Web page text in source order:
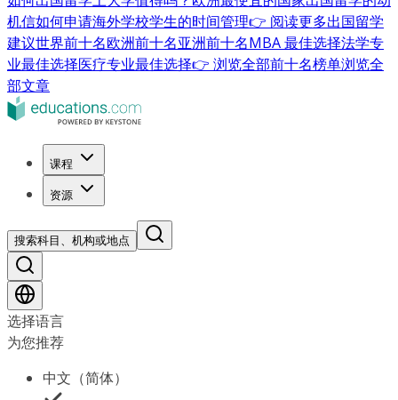
机信如何申请海外学校学生的时间管理👉 阅读更多出国留学
建议世界前十名欧洲前十名亚洲前十名MBA 最佳选择法学专
业最佳选择医疗专业最佳选择👉 浏览全部前十名榜单浏览全
部文章
课程
资源
搜索科目、机构或地点
选择语言
为您推荐
中文（简体）